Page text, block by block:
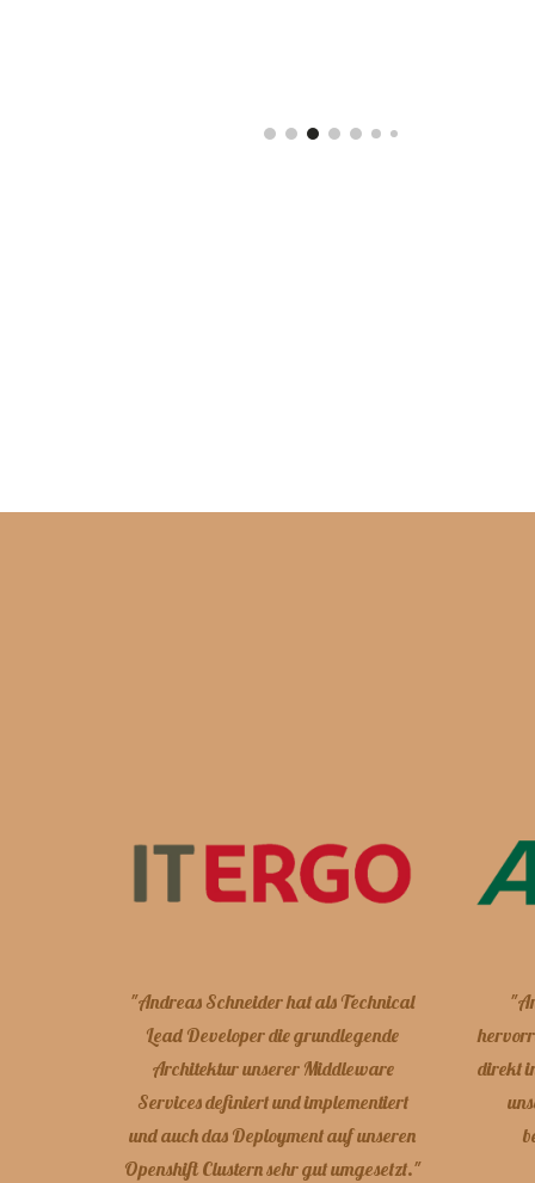
"Andreas Schneider hat als Technical
Lead Developer die grundlegende
Architektur unserer Middleware
Services definiert und implementiert
und auch das Deployment auf unseren
Openshift Clustern sehr gut umgesetzt."
direkt